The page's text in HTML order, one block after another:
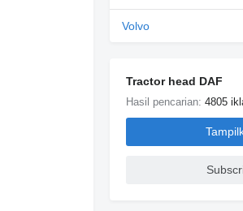
Volvo
Tractor head DAF
Hasil pencarian:4805